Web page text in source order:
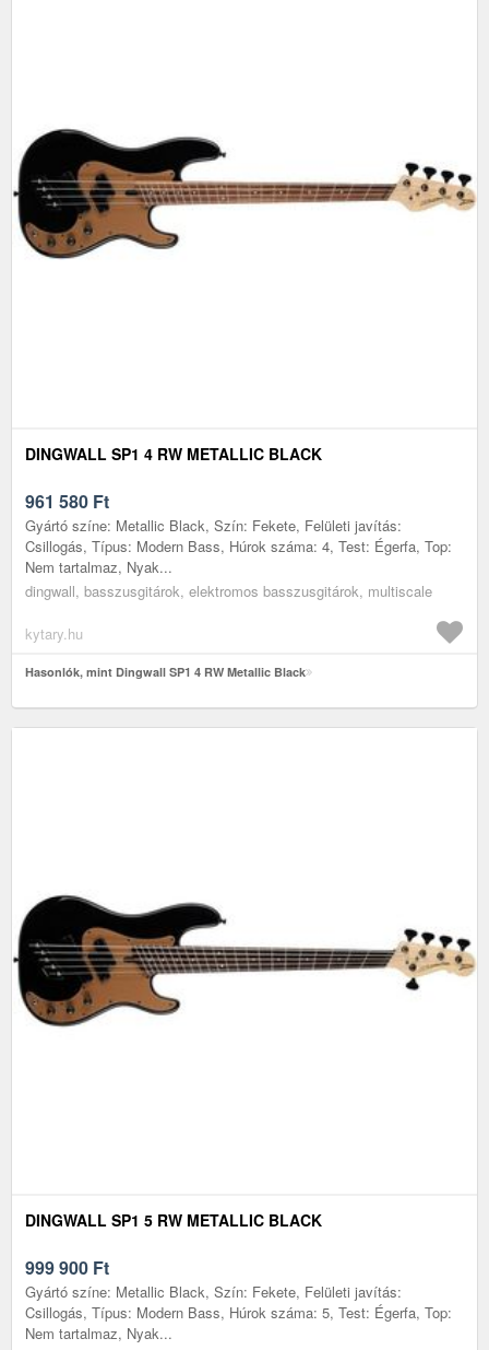
DINGWALL SP1 4 RW METALLIC BLACK
961 580 Ft
Gyártó színe: Metallic Black, Szín: Fekete, Felületi javítás:
Csillogás, Típus: Modern Bass, Húrok száma: 4, Test: Égerfa, Top:
Nem tartalmaz, Nyak...
dingwall, basszusgitárok, elektromos basszusgitárok, multiscale
kytary.hu
Hasonlók, mint Dingwall SP1 4 RW Metallic Black
DINGWALL SP1 5 RW METALLIC BLACK
999 900 Ft
Gyártó színe: Metallic Black, Szín: Fekete, Felületi javítás:
Csillogás, Típus: Modern Bass, Húrok száma: 5, Test: Égerfa, Top:
Nem tartalmaz, Nyak...